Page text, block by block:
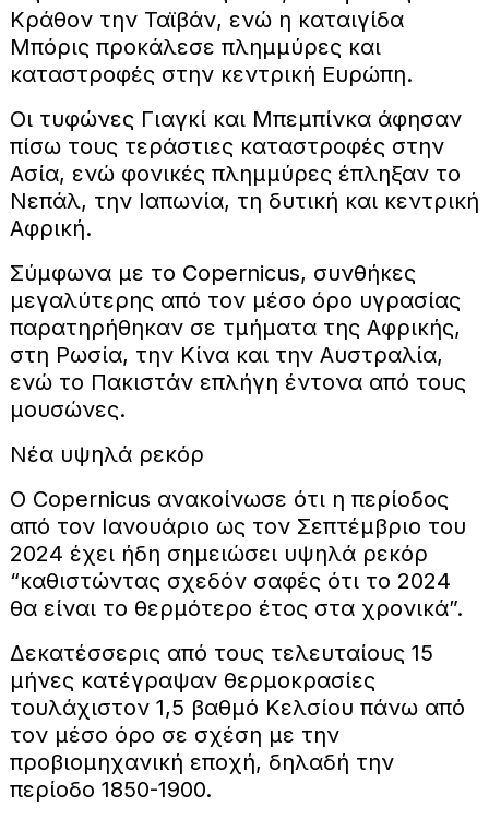
Κράθον την Ταϊβάν, ενώ η καταιγίδα
Μπόρις προκάλεσε πλημμύρες και
καταστροφές στην κεντρική Ευρώπη.
Οι τυφώνες Γιαγκί και Μπεμπίνκα άφησαν
πίσω τους τεράστιες καταστροφές στην
Ασία, ενώ φονικές πλημμύρες έπληξαν το
Νεπάλ, την Ιαπωνία, τη δυτική και κεντρική
Αφρική.
Σύμφωνα με το Copernicus, συνθήκες
μεγαλύτερης από τον μέσο όρο υγρασίας
παρατηρήθηκαν σε τμήματα της Αφρικής,
στη Ρωσία, την Κίνα και την Αυστραλία,
ενώ το Πακιστάν επλήγη έντονα από τους
μουσώνες.
Νέα υψηλά ρεκόρ
Ο Copernicus ανακοίνωσε ότι η περίοδος
από τον Ιανουάριο ως τον Σεπτέμβριο του
2024 έχει ήδη σημειώσει υψηλά ρεκόρ
“καθιστώντας σχεδόν σαφές ότι το 2024
θα είναι το θερμότερο έτος στα χρονικά”.
Δεκατέσσερις από τους τελευταίους 15
μήνες κατέγραψαν θερμοκρασίες
τουλάχιστον 1,5 βαθμό Κελσίου πάνω από
τον μέσο όρο σε σχέση με την
προβιομηχανική εποχή, δηλαδή την
περίοδο 1850-1900.